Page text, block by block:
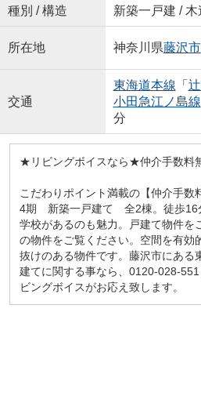
種別 / 構造 新築一戸建 / 木
所在地 神奈川県藤沢市
交通
東海道本線 「
小田急江ノ島線
分
★リビングボイスなら★仲介手数料
こだわりポイント満載の【仲介手数
4期 新築一戸建て 全2棟。徒歩16
学校があるのも魅力。戸建て物件を
の物件をご覧ください。空間を有効
抜けのある物件です。藤沢市にある
建てに関する事なら、0120-028-
ビングボイスがお応え致します。